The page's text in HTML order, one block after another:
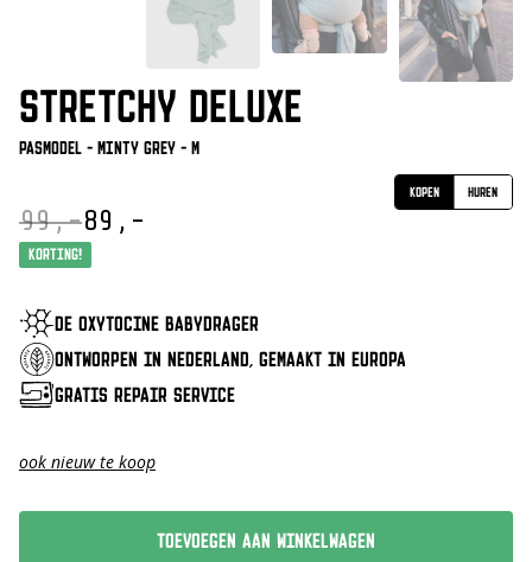
STRETCHY DELUXE
Pasmodel - Minty Grey - M
99,-
€ 99,-.
89,-
€ 89,-.
Korting!
DE OXYTOCINE BABYDRAGER
ONTWORPEN IN NEDERLAND, GEMAAKT IN EUROPA
GRATIS REPAIR SERVICE
ook nieuw te koop
Kopen Huren
TOEVOEGEN AAN WINKELWAGEN